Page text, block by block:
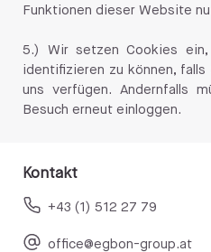
Funktionen dieser Website
5.) Wir setzen Cookies
identifizieren zu können,
uns verfügen. Andernfalls
Besuch erneut einloggen.
Kontakt
+43 (1) 512 27 79
office@egbon-group.at